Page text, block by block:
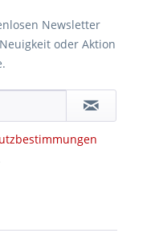
Newsletter
oder Aktion